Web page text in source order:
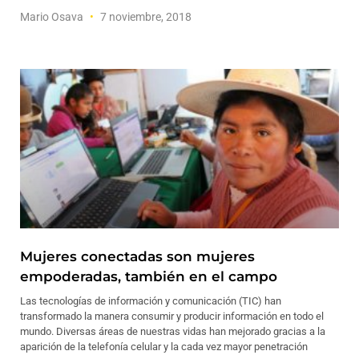
Mario Osava 7 noviembre, 2018
Mujeres conectadas son mujeres
empoderadas, también en el campo
Las tecnologías de información y comunicación (TIC) han
transformado la manera consumir y producir información en todo el
mundo. Diversas áreas de nuestras vidas han mejorado gracias a la
aparición de la telefonía celular y la cada vez mayor penetración